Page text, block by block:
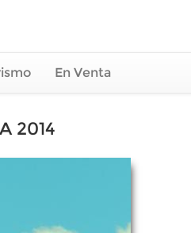
En Venta
2014